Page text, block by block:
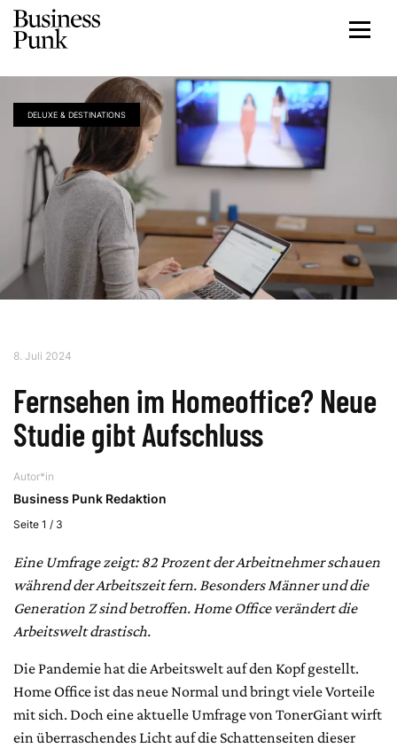
DELUXE & DESTINATIONS
8. Juli 2024
Fernsehen im Homeoffice? Neue
Studie gibt Aufschluss
Autor*in
Business Punk Redaktion
Seite 1 / 3
Eine Umfrage zeigt: 82 Prozent der Arbeitnehmer schauen
während der Arbeitszeit fern. Besonders Männer und die
Generation Z sind betroffen. Home Office verändert die
Arbeitswelt drastisch.
Die Pandemie hat die Arbeitswelt auf den Kopf gestellt.
Home Office ist das neue Normal und bringt viele Vorteile
mit sich. Doch eine aktuelle Umfrage von TonerGiant wirft
ein überraschendes Licht auf die Schattenseiten dieser